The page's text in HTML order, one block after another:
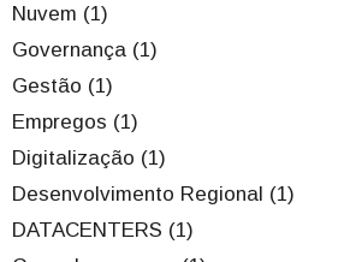
Nuvem (1)
Governança (1)
Gestão (1)
Empregos (1)
Digitalização (1)
Desenvolvimento Regional (1)
DATACENTERS (1)